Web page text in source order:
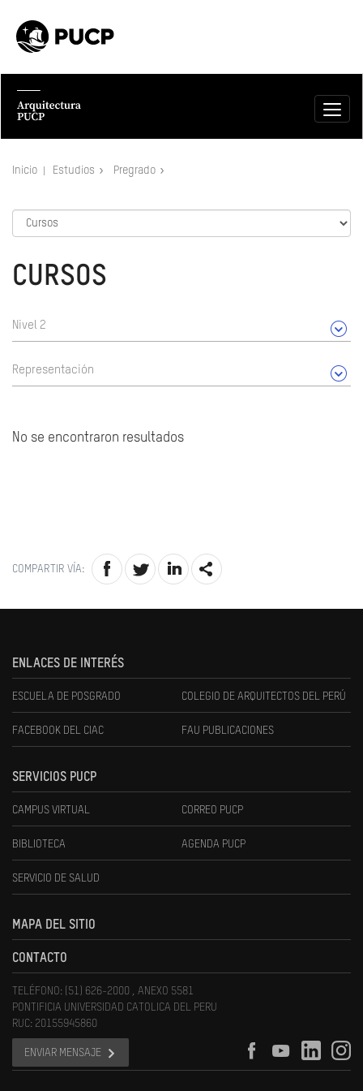
Inicio Estudios Pregrado
CURSOS
Nivel 2
Representación
No se encontraron resultados
COMPARTIR VÍA:
ENLACES DE INTERÉS
ESCUELA DE POSGRADO COLEGIO DE ARQUITECTOS DEL PERÚ
FACEBOOK DEL CIAC FAU PUBLICACIONES
SERVICIOS PUCP
CAMPUS VIRTUAL CORREO PUCP
BIBLIOTECA AGENDA PUCP
SERVICIO DE SALUD
MAPA DEL SITIO
CONTACTO
TELÉFONO: (51) 626-2000 , ANEXO 5581
PONTIFICIA UNIVERSIDAD CATOLICA DEL PERU
RUC: 20155945860
ENVIAR MENSAJE